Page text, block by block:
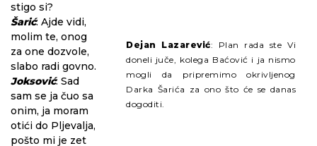
Dejan Lazarević: Plan rada ste Vi
doneli juče, kolega Baćović i ja nismo
mogli da pripremimo okrivljenog
Darka Šarića za ono što će se danas
dogoditi.
stigo si?
Šarić: Ajde vidi,
molim te, onog
za one dozvole,
slabo radi govno.
Joksović: Sad
sam se ja čuo sa
onim, ja moram
otići do Pljevalja,
pošto mi je zet